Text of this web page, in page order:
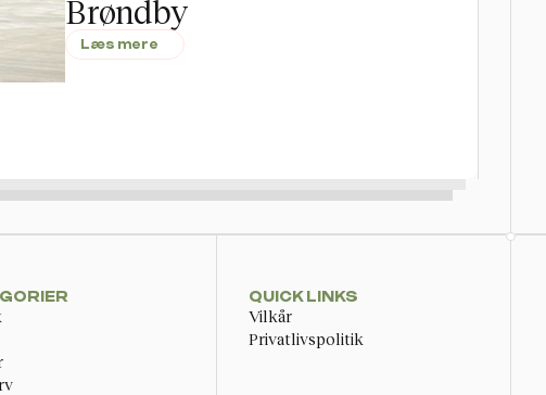
Brøndby
Læs mere
QUICK LINKS
Vilkår
Privatlivspolitik